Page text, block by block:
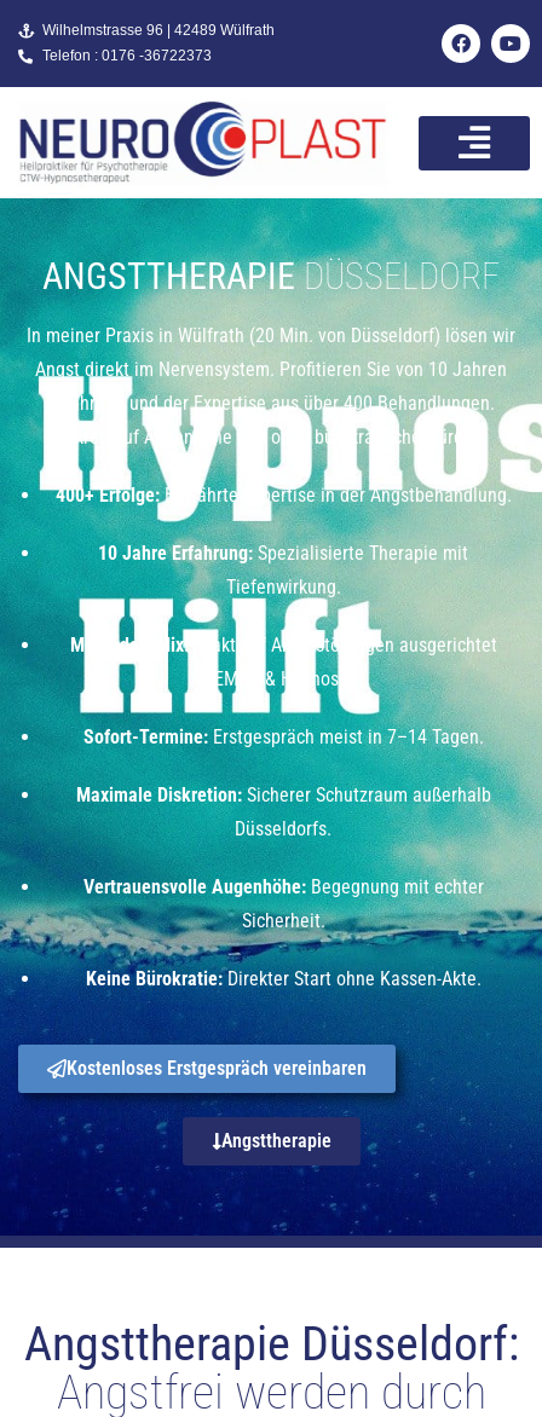
Wilhelmstrasse 96 | 42489 Wülfrath
Telefon : 0176 -36722373
ANGSTTHERAPIEDÜSSELDORF
In meiner Praxis in Wülfrath (20 Min. von Düsseldorf) lösen wir
Angst direkt im Nervensystem. Profitieren Sie von 10 Jahren
Erfahrung und der Expertise aus über 400 Behandlungen.
Diskret, auf Augenhöhe und ohne bürokratische Hürden.
400+ Erfolge:Bewährte Expertise in der Angstbehandlung.
10 Jahre Erfahrung: Spezialisierte Therapie mit
Tiefenwirkung.
Methoden-Mix: Exakt auf Angststörungen ausgerichtet
(EMDR & Hypnose).
Sofort-Termine:Erstgespräch meist in 7–14 Tagen.
Maximale Diskretion:Sicherer Schutzraum außerhalb
Düsseldorfs.
Vertrauensvolle Augenhöhe:Begegnung mit echter
Sicherheit.
Keine Bürokratie:Direkter Start ohne Kassen-Akte.
Kostenloses Erstgespräch vereinbaren
Angsttherapie
Angsttherapie Düsseldorf:
Angstfrei werden durch